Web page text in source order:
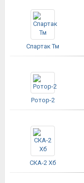
Спартак Тм
Ротор-2
СКА-2 Хб